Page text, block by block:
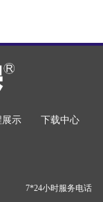
展示 下载中心
7*24小时服务电话